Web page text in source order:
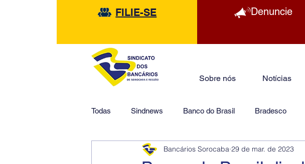
FILIE-SE Denuncie
Sobre nós Notícias
Todas Sindnews Banco do Brasil Bradesco
HSBC Financeiras Jurídico
Bancários Sorocaba 29 de mar. de 2023